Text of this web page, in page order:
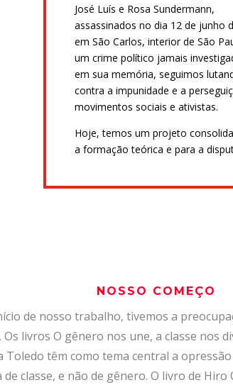
José Luís e Rosa Sundermann,
assassinados no dia 12 de junho
em São Carlos, interior de São
um crime político jamais
em sua memória, seguimos
contra a impunidade e a
movimentos sociais e ativistas.
Hoje, temos um projeto
a formação teórica e para a
NOSSO COMEÇO
de nosso trabalho, tivemos a
livros O gênero nos une, a classe nos
Toledo têm como tema central a
classe, e não de gênero. O livro de Hiro